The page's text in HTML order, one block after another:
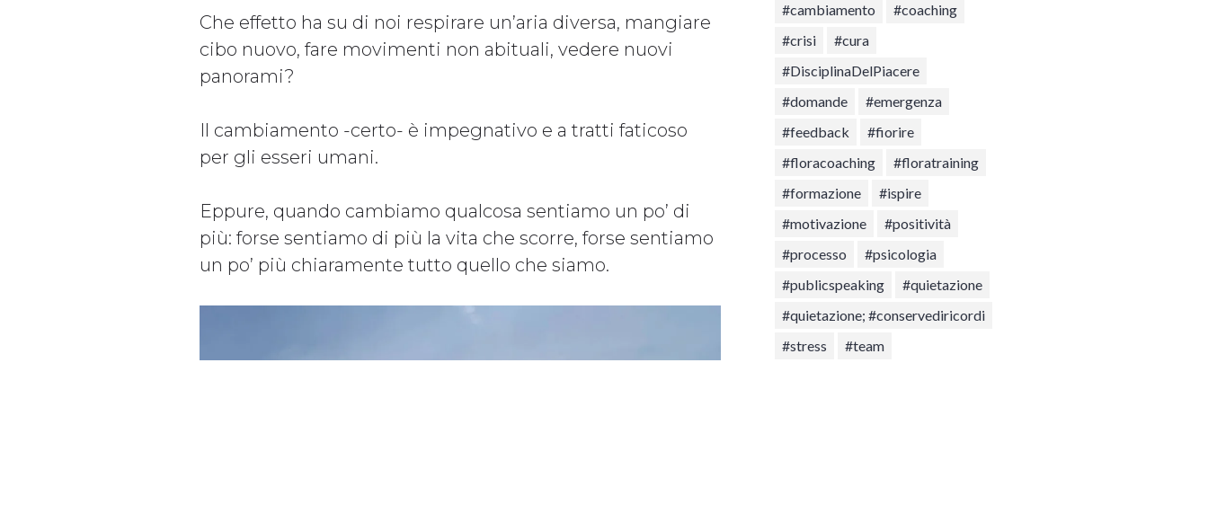
Che effetto ha su di noi respirare un’aria diversa, mangiare
cibo nuovo, fare movimenti non abituali, vedere nuovi
panorami?
Il cambiamento -certo- è impegnativo e a tratti faticoso
per gli esseri umani.
Eppure, quando cambiamo qualcosa sentiamo un po’ di
più: forse sentiamo di più la vita che scorre, forse sentiamo
un po’ più chiaramente tutto quello che siamo.
#cambiamento
#coaching
#crisi
#cura
#DisciplinaDelPiacere
#domande
#emergenza
#feedback
#fiorire
#floracoaching
#floratraining
#formazione
#ispire
#motivazione
#positività
#processo
#psicologia
#publicspeaking
#quietazione
#quietazione; #conservediricordi
#stress
#team